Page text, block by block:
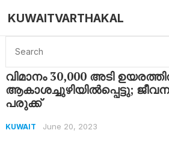
KUWAITVARTHAKAL
Home Kuwait വിമാനം 30,000 അടി ഉയരത്തിൽ
വിമാനം 30,000 അടി
ആകാശച്ചുഴിയിൽപ്പെട്ടു;
പരുക്ക്
KUWAIT June 20, 2023